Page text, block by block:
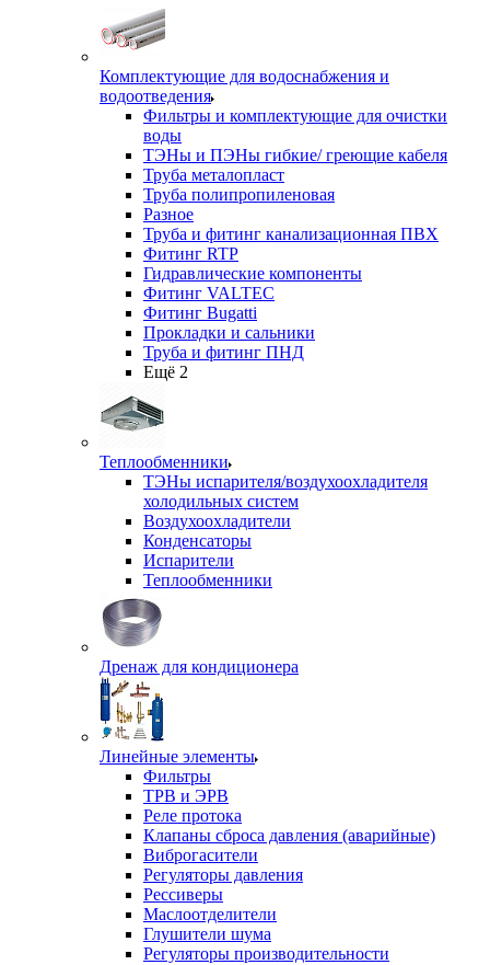
Комплектующие для водоснабжения и
водоотведения
Фильтры и комплектующие для очистки
воды
ТЭНы и ПЭНы гибкие/ греющие кабеля
Труба металопласт
Труба полипропиленовая
Разное
Труба и фитинг канализационная ПВХ
Фитинг RTP
Гидравлические компоненты
Фитинг VALTEC
Фитинг Bugatti
Прокладки и сальники
Труба и фитинг ПНД
Ещё 2
Теплообменники
ТЭНы испарителя/воздухоохладителя
холодильных систем
Воздухоохладители
Конденсаторы
Испарители
Теплообменники
Дренаж для кондиционера
Линейные элементы
Фильтры
ТРВ и ЭРВ
Реле протока
Клапаны сброса давления (аварийные)
Виброгасители
Регуляторы давления
Рессиверы
Маслоотделители
Глушители шума
Регуляторы производительности